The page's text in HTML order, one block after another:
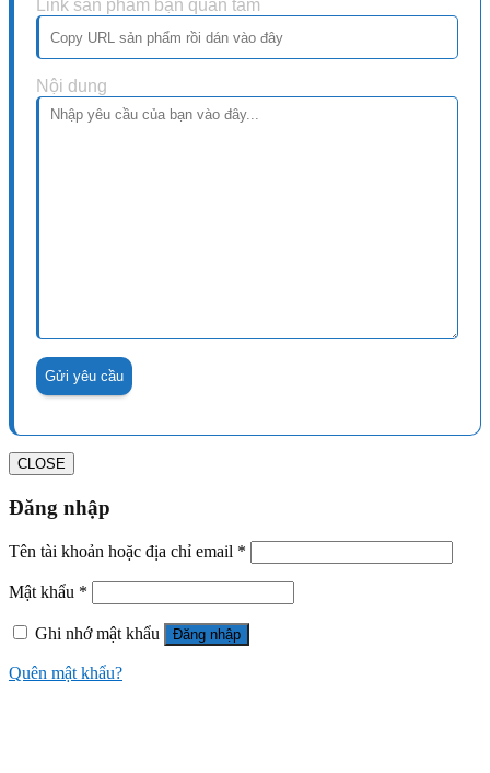
Link sản phẩm bạn quan tâm
Nội dung
CLOSE
Đăng nhập
Tên tài khoản hoặc địa chỉ email *
Mật khẩu *
Ghi nhớ mật khẩu Đăng nhập
Quên mật khẩu?